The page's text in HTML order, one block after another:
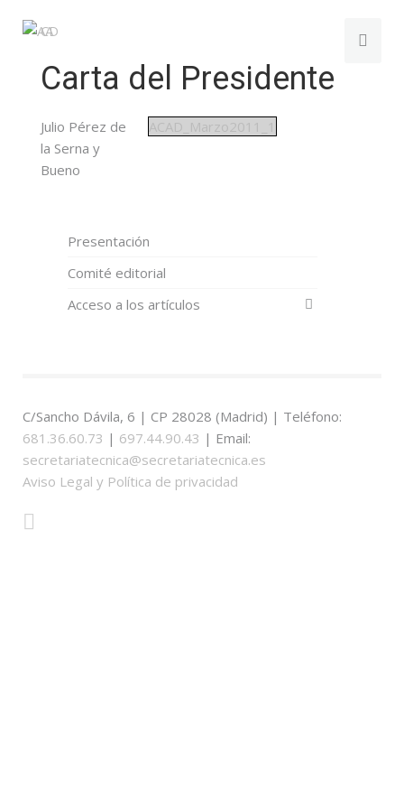
Carta del Presidente
Julio Pérez de
la Serna y
Bueno
ACAD_Marzo2011_1
Presentación
Comité editorial
Acceso a los artículos
C/Sancho Dávila, 6 | CP 28028 (Madrid) | Teléfono:
681.36.60.73 | 697.44.90.43 | Email:
secretariatecnica@secretariatecnica.es
Aviso Legal y Política de privacidad